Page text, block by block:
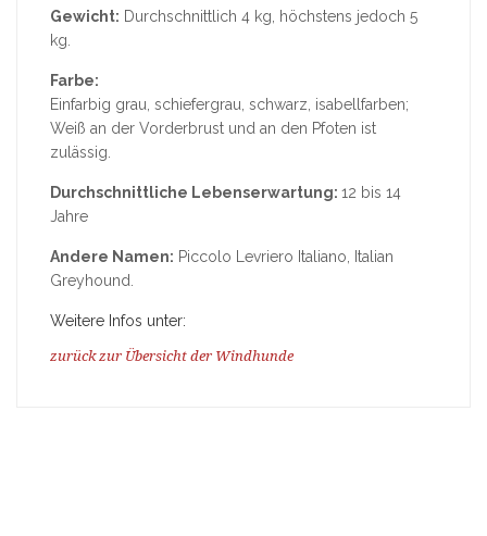
Gewicht: Durchschnittlich 4 kg, höchstens jedoch 5
kg.
Farbe:
Einfarbig grau, schiefergrau, schwarz, isabellfarben;
Weiß an der Vorderbrust und an den Pfoten ist
zulässig.
Durchschnittliche Lebenserwartung: 12 bis 14
Jahre
Andere Namen: Piccolo Levriero Italiano, Italian
Greyhound.
Weitere Infos unter:
zurück zur Übersicht der Windhunde